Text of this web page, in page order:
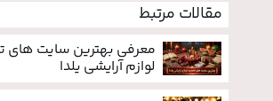
مقالات مرتبط
معرفی بهترین سایت های
لوازم آرایشی یلدا